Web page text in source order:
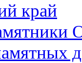
край